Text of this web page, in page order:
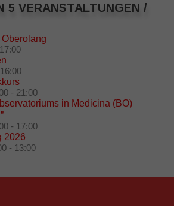
5 VERANSTALTUNGEN /
17:00
16:00
- 21:00
in Medicina (BO)
- 17:00
2026
- 13:00